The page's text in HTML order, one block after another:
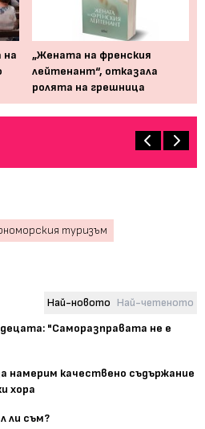
на
„Жената на френския
лейтенант“, отказала
ролята на грешница
туризъм
Най-новото Най-четеното
"Саморазправата не е
намерим качествено съдържание
хора
ли съм?